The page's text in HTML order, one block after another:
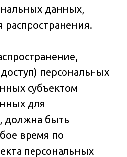
данных,
персональных
субъектом
для
должна быть
время по
персональных